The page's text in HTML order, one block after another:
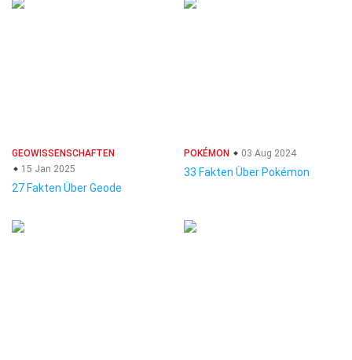
GEOWISSENSCHAFTEN
15 Jan 2025
27 Fakten Über Geode
POKÉMON 03 Aug 2024
33 Fakten Über Pokémon